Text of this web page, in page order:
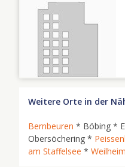
Weitere Orte in der
Bernbeuren * Böbing *
Obersöchering *
am Staffelsee *